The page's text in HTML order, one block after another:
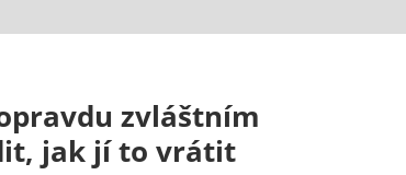
zvláštním
jak jí to vrátit